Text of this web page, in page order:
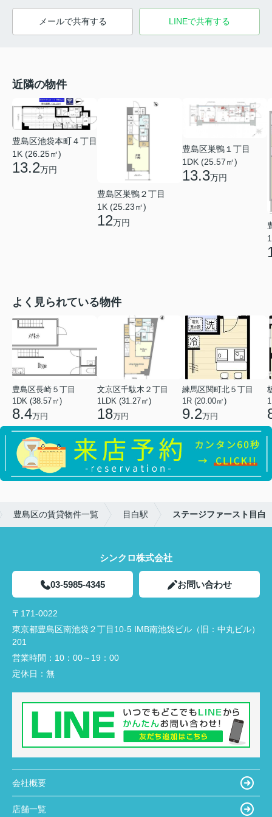
メールで共有する LINEで共有する
近隣の物件
豊島区池袋本町４丁目
1K (26.25㎡)
13.2万円
豊島区巣鴨２丁目
1K (25.23㎡)
12万円
豊島区巣鴨１丁目
1DK (25.57㎡)
13.3万円
よく見られている物件
豊島区長崎５丁目
1DK (38.57㎡)
8.4万円
文京区千駄木２丁目
1LDK (31.27㎡)
18万円
練馬区関町北５丁目
1R (20.00㎡)
9.2万円
豊島区の賃貸物件一覧 目白駅 ステージファースト目白
シンクロ株式会社
03-5985-4345 お問い合わせ
〒171-0022
東京都豊島区南池袋２丁目10-5 IMB南池袋ビル（旧：中丸ビル）
201
営業時間： 10：00～19：00
定休日： 無
会社概要
店舗一覧